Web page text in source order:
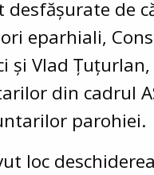
desfășurate de
eparhiali,
și Vlad Țuțurlan,
din cadrul
parohiei.
loc